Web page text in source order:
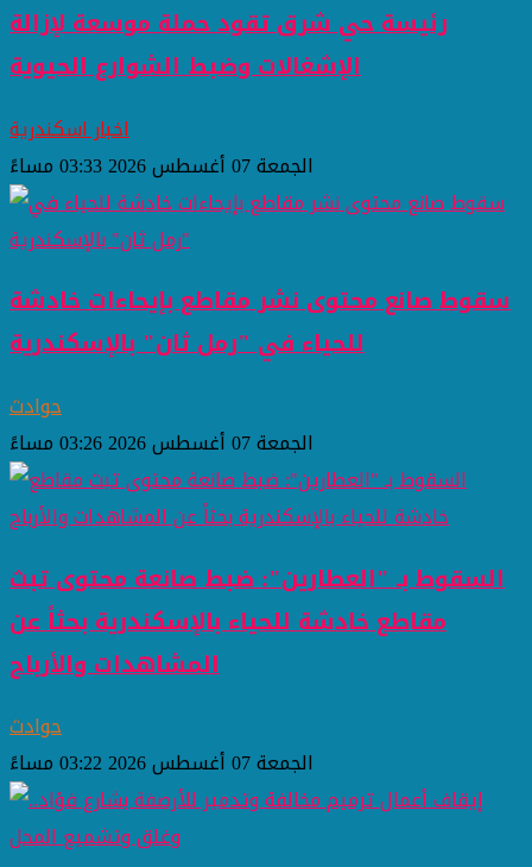
رئيسة حي شرق تقود حملة موسعة لإزالة
الإشغالات وضبط الشوارع الحيوية
اخبار اسكندرية
الجمعة 07 أغسطس 2026 03:33 مساءً
سقوط صانع محتوى نشر مقاطع بإيحاءات خادشة
للحياء في "رمل ثان" بالإسكندرية
حوادث
الجمعة 07 أغسطس 2026 03:26 مساءً
السقوط بـ "العطارين": ضبط صانعة محتوى تبث
مقاطع خادشة للحياء بالإسكندرية بحثاً عن
المشاهدات والأرباح
حوادث
الجمعة 07 أغسطس 2026 03:22 مساءً